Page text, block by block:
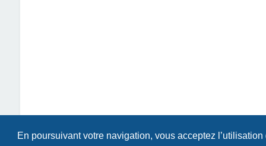
En poursuivant votre navigation, vous acceptez l’utilisation
Index du forum